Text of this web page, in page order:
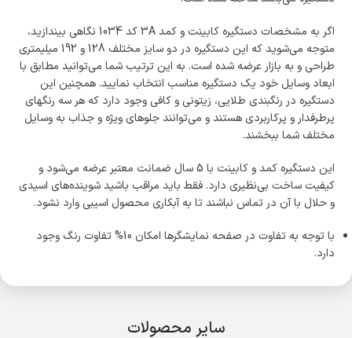
اگر به مشخصات دستگیره کابینت و کمد 3A کد 1034 نگاهی بیندازید،
متوجه می‌­شوید که این دستگیره در دو سایز مختلف 128 و 192 میلی­متری
طراحی و به بازار عرضه شده است. به این ترتیب شما می‌­توانید مطابق با
ابعاد وسایل خود یک دستگیره مناسب انتخاب نمایید. همچنین این
دستگیره در رنگبندی طلایی، زیتونی و کافی وجود دارد که هر سه رنگ­های
پرطرفدار و پرکاربردی هستند و می‌­توانند جلوه­ای ویژه و جذاب به وسایل
مختلف شما ببخشند.
این دستگیره کمد و کابینت با 5 سال ضمانت معتبر عرضه می‌­شود و
کیفیت ساخت بی‌­نظیری دارد. فقط باید مراقب باشید شوینده­‌های اسیدی
و حلال با آن در تماس نباشند تا به آبکاری محصول اسیبی وارد نشود.
با توجه به تفاوت در صفحه نمایشگرها امکان 10% تفاوت رنگ وجود
دارد.
سایر محصولات